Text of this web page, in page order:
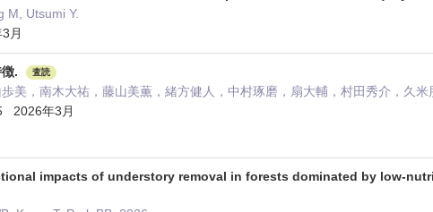
M, Utsumi Y.
月
. 査読
美，南木大祐，藤山美薫，緒方健人，中村琢磨，扇大輔，村田秀介，久米
2026年3月
impacts of understory removal in forests dominated by low-